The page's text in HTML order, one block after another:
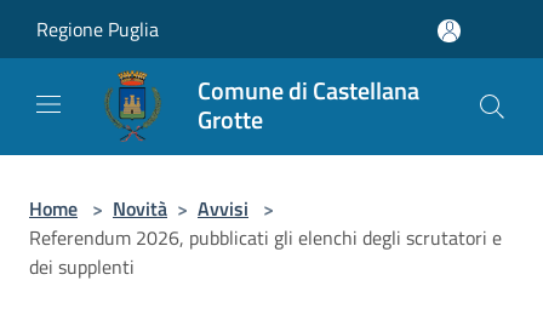
Regione Puglia
Comune di Castellana
Grotte
Home > Novità > Avvisi >
Referendum 2026, pubblicati gli elenchi degli scrutatori e
dei supplenti